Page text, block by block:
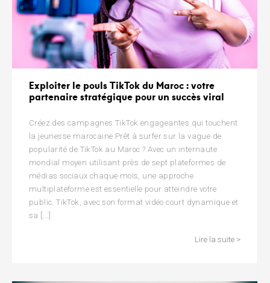
Exploiter le pouls TikTok du Maroc : votre
partenaire stratégique pour un succès viral
Créez des campagnes TikTok engageantes qui touchent
la jeunesse marocaine Prêt à surfer sur la vague de
popularité de TikTok au Maroc ? Avec un internaute
mondial moyen utilisant près de sept plateformes de
médias sociaux chaque mois, une approche
multiplateforme est essentielle pour atteindre votre
public. TikTok, avec son format vidéo court dynamique et
sa [...]
Lire la suite >